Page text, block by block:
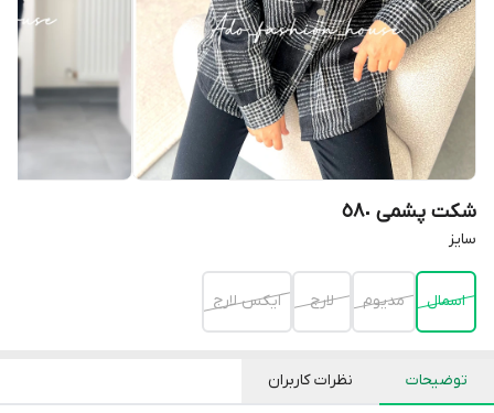
شکت پشمی ٥٨٠
سايز
اسمال مديوم لارج ايكس لارج
توضیحات نظرات کاربران